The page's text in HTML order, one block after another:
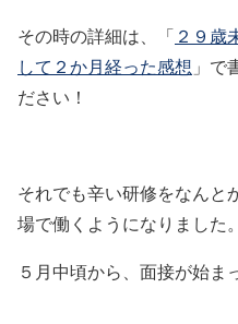
その時の詳細は、「 ２９歳
して２か月経った感想 」で
ださい！
それでも辛い研修をなんと
場で働くようになりました。
５月中頃から、面接が始ま